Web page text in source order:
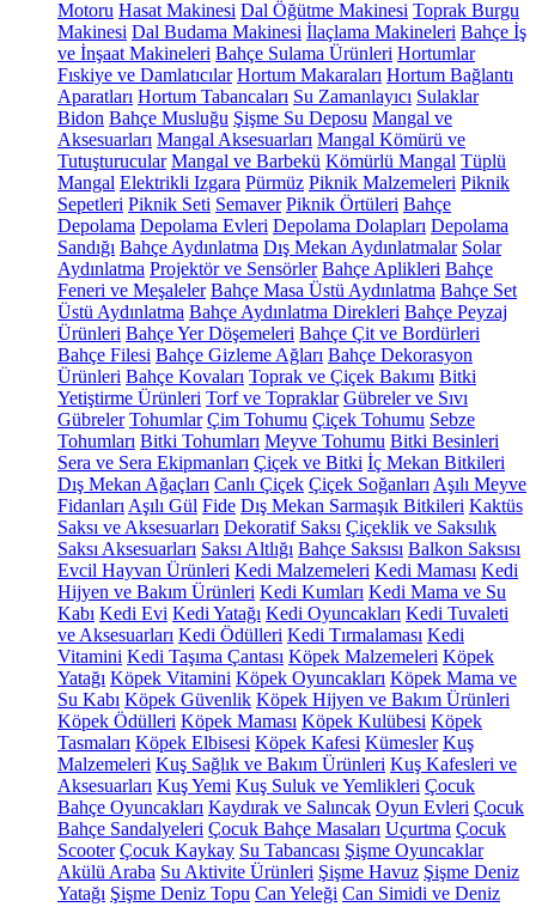
Motoru Hasat Makinesi Dal Öğütme Makinesi Toprak Burgu
Makinesi Dal Budama Makinesi İlaçlama Makineleri Bahçe İş
ve İnşaat Makineleri Bahçe Sulama Ürünleri Hortumlar
Fıskiye ve Damlatıcılar Hortum Makaraları Hortum Bağlantı
Aparatları Hortum Tabancaları Su Zamanlayıcı Sulaklar
Bidon Bahçe Musluğu Şişme Su Deposu Mangal ve
Aksesuarları Mangal Aksesuarları Mangal Kömürü ve
Tutuşturucular Mangal ve Barbekü Kömürlü Mangal Tüplü
Mangal Elektrikli Izgara Pürmüz Piknik Malzemeleri Piknik
Sepetleri Piknik Seti Semaver Piknik Örtüleri Bahçe
Depolama Depolama Evleri Depolama Dolapları Depolama
Sandığı Bahçe Aydınlatma Dış Mekan Aydınlatmalar Solar
Aydınlatma Projektör ve Sensörler Bahçe Aplikleri Bahçe
Feneri ve Meşaleler Bahçe Masa Üstü Aydınlatma Bahçe Set
Üstü Aydınlatma Bahçe Aydınlatma Direkleri Bahçe Peyzaj
Ürünleri Bahçe Yer Döşemeleri Bahçe Çit ve Bordürleri
Bahçe Filesi Bahçe Gizleme Ağları Bahçe Dekorasyon
Ürünleri Bahçe Kovaları Toprak ve Çiçek Bakımı Bitki
Yetiştirme Ürünleri Torf ve Topraklar Gübreler ve Sıvı
Gübreler Tohumlar Çim Tohumu Çiçek Tohumu Sebze
Tohumları Bitki Tohumları Meyve Tohumu Bitki Besinleri
Sera ve Sera Ekipmanları Çiçek ve Bitki İç Mekan Bitkileri
Dış Mekan Ağaçları Canlı Çiçek Çiçek Soğanları Aşılı Meyve
Fidanları Aşılı Gül Fide Dış Mekan Sarmaşık Bitkileri Kaktüs
Saksı ve Aksesuarları Dekoratif Saksı Çiçeklik ve Saksılık
Saksı Aksesuarları Saksı Altlığı Bahçe Saksısı Balkon Saksısı
Evcil Hayvan Ürünleri Kedi Malzemeleri Kedi Maması Kedi
Hijyen ve Bakım Ürünleri Kedi Kumları Kedi Mama ve Su
Kabı Kedi Evi Kedi Yatağı Kedi Oyuncakları Kedi Tuvaleti
ve Aksesuarları Kedi Ödülleri Kedi Tırmalaması Kedi
Vitamini Kedi Taşıma Çantası Köpek Malzemeleri Köpek
Yatağı Köpek Vitamini Köpek Oyuncakları Köpek Mama ve
Su Kabı Köpek Güvenlik Köpek Hijyen ve Bakım Ürünleri
Köpek Ödülleri Köpek Maması Köpek Kulübesi Köpek
Tasmaları Köpek Elbisesi Köpek Kafesi Kümesler Kuş
Malzemeleri Kuş Sağlık ve Bakım Ürünleri Kuş Kafesleri ve
Aksesuarları Kuş Yemi Kuş Suluk ve Yemlikleri Çocuk
Bahçe Oyuncakları Kaydırak ve Salıncak Oyun Evleri Çocuk
Bahçe Sandalyeleri Çocuk Bahçe Masaları Uçurtma Çocuk
Scooter Çocuk Kaykay Su Tabancası Şişme Oyuncaklar
Akülü Araba Su Aktivite Ürünleri Şişme Havuz Şişme Deniz
Yatağı Şişme Deniz Topu Can Yeleği Can Simidi ve Deniz